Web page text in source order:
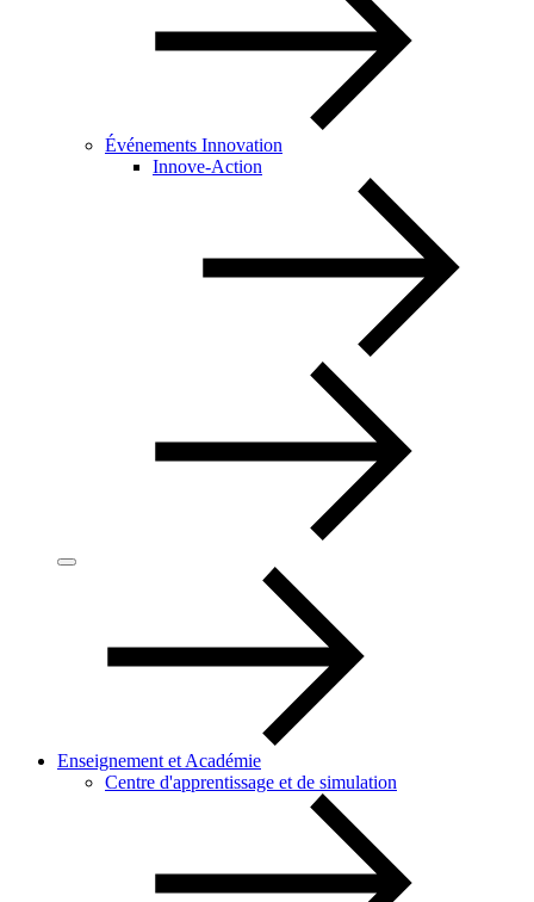
Événements Innovation
Innove-Action
Enseignement et Académie
Centre d'apprentissage et de simulation